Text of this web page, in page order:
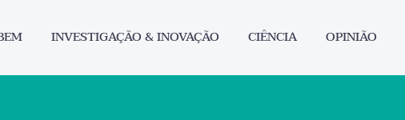
INVESTIGAÇÃO & INOVAÇÃO CIÊNCIA OPINIÃO